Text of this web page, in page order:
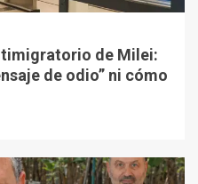
de Milei:
de odio” ni cómo